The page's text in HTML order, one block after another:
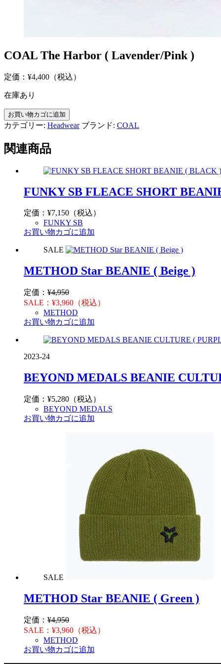
COAL The Harbor ( Lavender/Pink )
定価： ¥4,400 （税込）
在庫あり
COAL
The
Harbor
Lavender/Pink
)
お買い物カゴに追加
カテゴリー: Headwear ブランド: COAL
関連商品
FUNKY SB FLEACE SHORT
定価： ¥7,150 （税込）
FUNKY SB
お買い物カゴに追加
SALE
METHOD Star BEANIE ( Beige )
定価： ¥4,950
SALE： ¥3,960 （税込）
METHOD
お買い物カゴに追加
2023-24
BEYOND MEDALS BEANIE
定価： ¥5,280 （税込）
BEYOND MEDALS
お買い物カゴに追加
SALE
METHOD Star BEANIE ( Green )
定価： ¥4,950
SALE： ¥3,960 （税込）
METHOD
お買い物カゴに追加